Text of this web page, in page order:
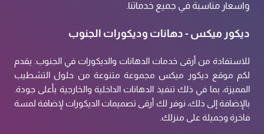
واسعار مناسبة في جميع خدماتنا.
ديكور ميكس - دهانات وديكورات الجنوب
للاستفادة من أرقى خدمات الدهانات والديكورات في الجنوب. يقدم
لكم موقع ديكور ميكس مجموعة متنوعة من حلول التشطيب
المميزة، بما في ذلك تنفيذ الدهانات الداخلية والخارجية بأعلى جودة.
بالإضافة إلى ذلك، نوفر لك أرقى تصميمات الديكورات لإضافة لمسة
فاخرة وجميلة على منزلك.